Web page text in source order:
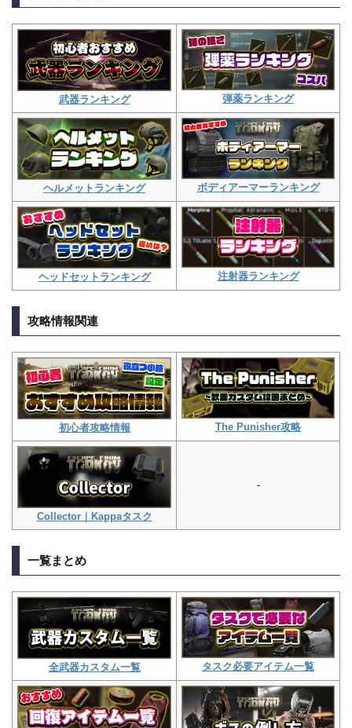
武器ランキング 弾薬ランキング
ヘルメットランキング ボディアーマーランキング
ヘッドセットランキング 注射器ランキング
攻略情報関連
初心者攻略情報 The Punisher攻略
Collector｜Kappaタスク
-
一覧まとめ
全武器カスタム一覧 タスク必要アイテム一覧